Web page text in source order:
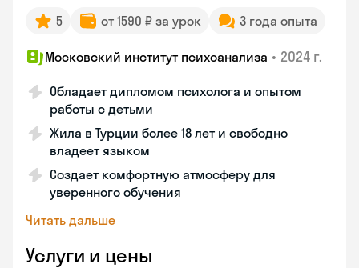
5 от 1590 ₽ за урок 3 года опыта
Московский институт психоанализа • 2024 г.
Обладает дипломом психолога и опытом
работы с детьми
Жила в Турции более 18 лет и свободно
владеет языком
Создает комфортную атмосферу для
уверенного обучения
Читать дальше
Услуги и цены